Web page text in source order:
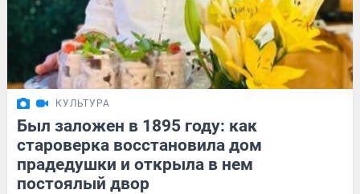
КУЛЬТУРА
Был заложен в 1895 году: как
староверка восстановила дом
прадедушки и открыла в нем
постоялый двор